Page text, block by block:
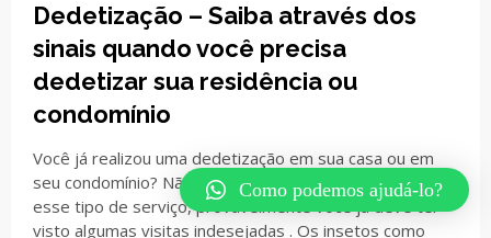
Dedetização – Saiba através dos
sinais quando você precisa
dedetizar sua residência ou
condomínio
Você já realizou uma dedetização em sua casa ou em
seu condomínio? Não? Caso ainda não tenha realizado
esse tipo de serviço, provavelmente você já deve ter
visto algumas visitas indesejadas . Os insetos como
Como podemos ajudá-lo?